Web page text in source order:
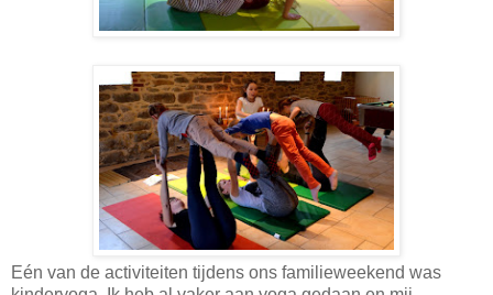
Eén van de activiteiten tijdens ons familieweekend was